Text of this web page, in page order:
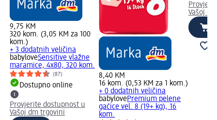
9,75 KM
320 kom. (3,05 KM za 100
kom.)
+ 3 dodatnih veličina
babyloveSensitive vlažne
maramice, 4x80, 320 kom.
(87)
Dostupno online
Provjerite dostupnost u
Vašoj dm trgovini
8,40 KM
16 kom. (0,53 KM za 1 kom.)
+ 0 dodatnih veličina
babylovePremium pelene
gaćice vel. 8 (19+ kg), 16
kom.
Vašoj